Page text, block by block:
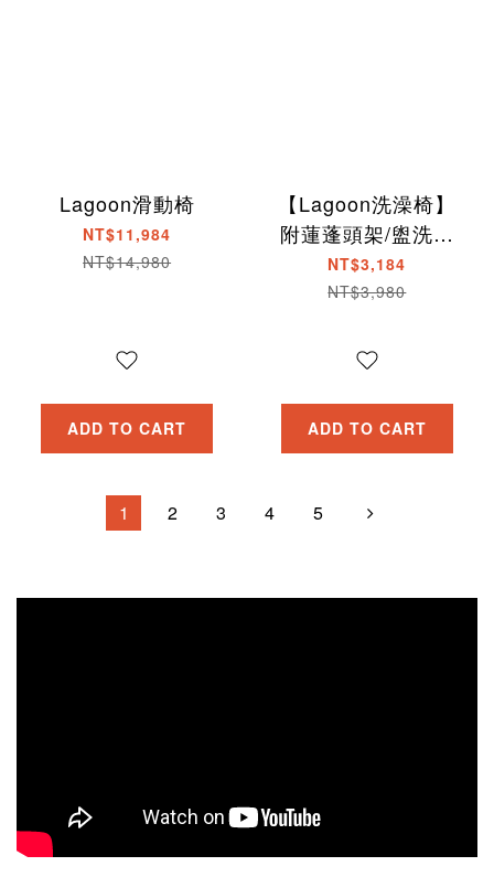
Lagoon滑動椅
NT$11,984
NT$14,980
ADD TO CART
【Lagoon洗澡椅】
附蓮蓬頭架/盥洗用
品盒 安全靠背/扶
手/防滑腳墊
NT$3,184
NT$3,980
ADD TO CART
1 2 3 4 5